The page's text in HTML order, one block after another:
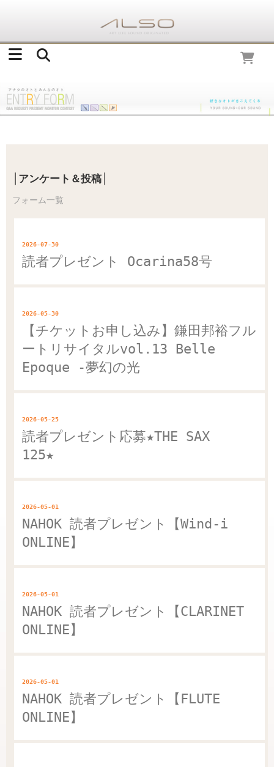
│アンケート＆投稿│
フォーム一覧
2026-07-30
読者プレゼント Ocarina58号
2026-05-30
【チケットお申し込み】鎌田邦裕フル
ートリサイタルvol.13 Belle
Epoque -夢幻の光
2026-05-25
読者プレゼント応募★THE SAX
125★
2026-05-01
NAHOK 読者プレゼント【Wind-i
ONLINE】
2026-05-01
NAHOK 読者プレゼント【CLARINET
ONLINE】
2026-05-01
NAHOK 読者プレゼント【FLUTE
ONLINE】